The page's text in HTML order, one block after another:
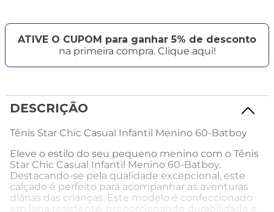
ATIVE O CUPOM para ganhar 5% de desconto
na primeira compra. Clique aqui!
DESCRIÇÃO
Tênis Star Chic Casual Infantil Menino 60-Batboy
Eleve o estilo do seu pequeno menino com o Tênis
Star Chic Casual Infantil Menino 60-Batboy.
Destacando-se pela qualidade excepcional, este
calçado é perfeito para acompanhar as aventuras
diárias das crianças. Este modelo é confeccionado
em lona resistente, proporcionando durabilidade e